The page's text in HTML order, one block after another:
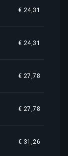
€ 24,31
€ 24,31
€ 27,78
€ 27,78
€ 31,26